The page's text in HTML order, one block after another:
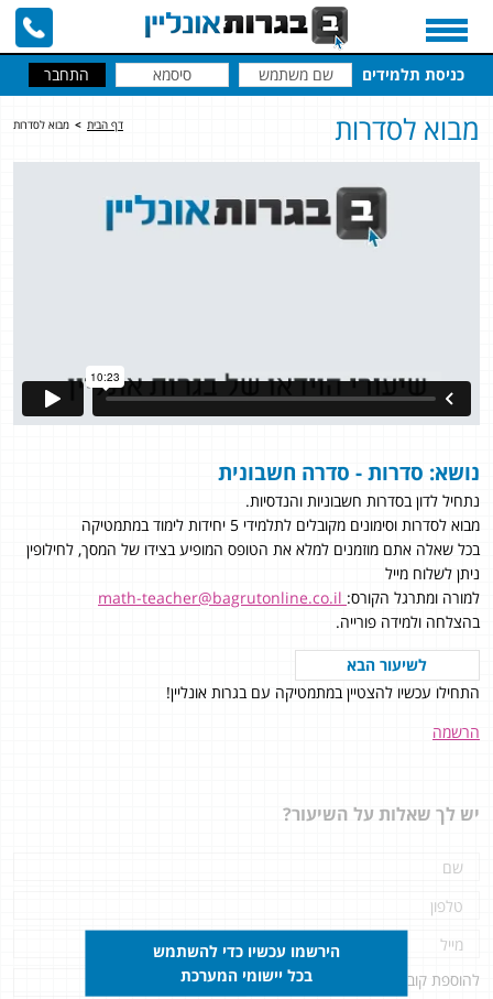
כניסת תלמידים
דף הבית > מבוא לסדרות מבוא לסדרות
נושא: סדרות - סדרה חשבונית
נתחיל לדון בסדרות חשבוניות והנדסיות.
מבוא לסדרות וסימונים מקובלים לתלמידי 5 יחידות לימוד במתמטיקה
בכל שאלה אתם מוזמנים למלא את הטופס המופיע בצידו של המסך, לחילופין
ניתן לשלוח מייל
למורה ומתרגל הקורס:
בהצלחה ולמידה פורייה.
לשיעור הבא
התחילו עכשיו להצטיין במתמטיקה עם בגרות אונליין!
הרשמה
יש לך שאלות על השיעור?
להוספת קובץ
הירשמו עכשיו כדי להשתמש
בכל יישומי המערכת